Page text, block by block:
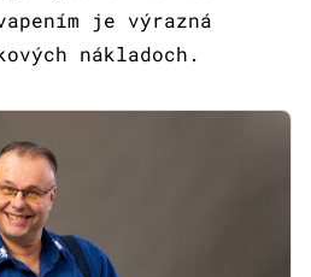
je výrazná
nákladoch.